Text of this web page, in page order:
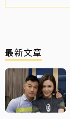
最新文章